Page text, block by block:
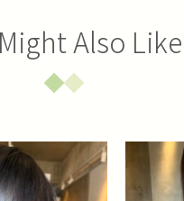
Also Like